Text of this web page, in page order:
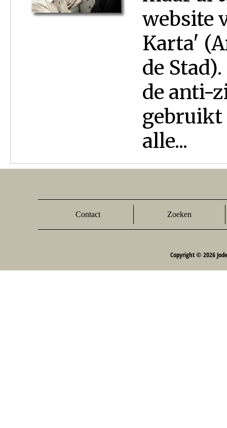
website
Karta'
de
de anti-
gebruikt
alle...
Contact Zoeken
Copyright © 2026